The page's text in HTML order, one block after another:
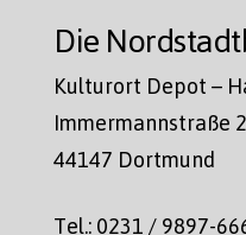
Die
Kulturort Depot –
Immermannstraße
44147 Dortmund
Tel.: 0231 / 9897-